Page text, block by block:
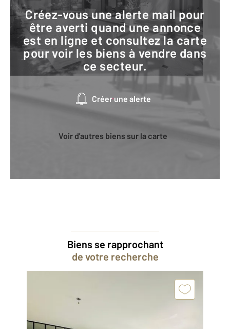
Créez-vous une alerte mail pour
être averti quand une annonce
est en ligne et consultez la carte
pour voir les biens à vendre dans
ce secteur.
Créer une alerte
Voir d'autres biens sur la carte
Biens se rapprochant
de votre recherche